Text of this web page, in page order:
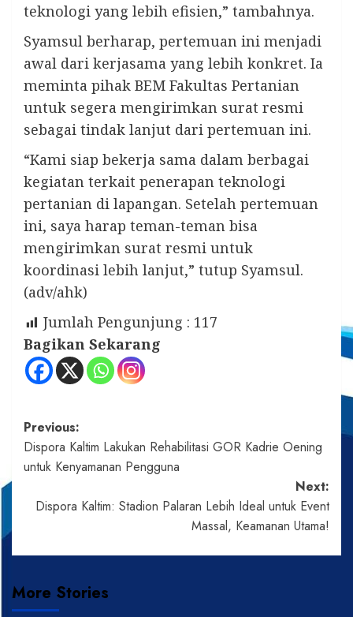
teknologi yang lebih efisien,” tambahnya.
Syamsul berharap, pertemuan ini menjadi
awal dari kerjasama yang lebih konkret. Ia
meminta pihak BEM Fakultas Pertanian
untuk segera mengirimkan surat resmi
sebagai tindak lanjut dari pertemuan ini.
“Kami siap bekerja sama dalam berbagai
kegiatan terkait penerapan teknologi
pertanian di lapangan. Setelah pertemuan
ini, saya harap teman-teman bisa
mengirimkan surat resmi untuk
koordinasi lebih lanjut,” tutup Syamsul.
(adv/ahk)
Jumlah Pengunjung : 117
Bagikan Sekarang
Post
navigation
Previous:
Dispora Kaltim Lakukan Rehabilitasi GOR Kadrie Oening
untuk Kenyamanan Pengguna
Next:
Dispora Kaltim: Stadion Palaran Lebih Ideal untuk Event
Massal, Keamanan Utama!
More Stories